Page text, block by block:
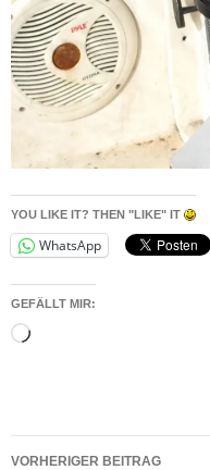
YOU LIKE IT? THEN "LIKE" IT
WhatsApp
GEFÄLLT MIR:
Wird
VORHERIGER BEITRAG